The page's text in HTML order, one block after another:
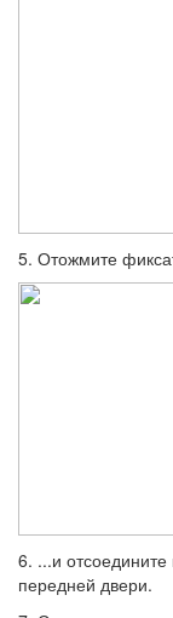
5. Отожмите
6. ...и отсоедините
передней двери.